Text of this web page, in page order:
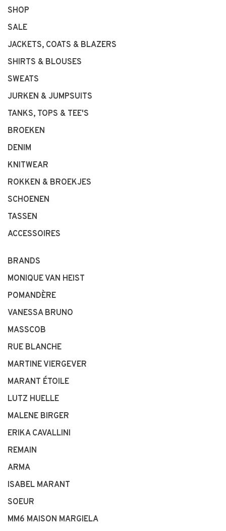
SHOP
SALE
JACKETS, COATS & BLAZERS
SHIRTS & BLOUSES
SWEATS
JURKEN & JUMPSUITS
TANKS, TOPS & TEE'S
BROEKEN
DENIM
KNITWEAR
ROKKEN & BROEKJES
SCHOENEN
TASSEN
ACCESSOIRES
BRANDS
MONIQUE VAN HEIST
POMANDÈRE
VANESSA BRUNO
MASSCOB
RUE BLANCHE
MARTINE VIERGEVER
MARANT ÉTOILE
LUTZ HUELLE
MALENE BIRGER
ERIKA CAVALLINI
REMAIN
ARMA
ISABEL MARANT
SOEUR
MM6 MAISON MARGIELA